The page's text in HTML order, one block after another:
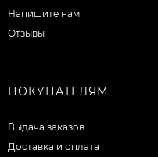
Напишите нам
Отзывы
ПОКУПАТЕЛЯМ
Выдача заказов
Доставка и оплата